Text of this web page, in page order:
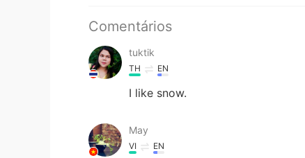
Comentários
tuktik
TH EN
I​ like​ snow.
May
VI EN